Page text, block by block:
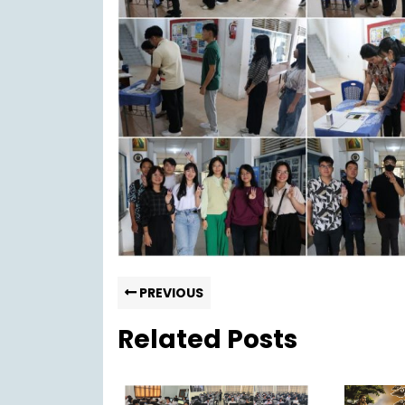
PREVIOUS
Related Posts